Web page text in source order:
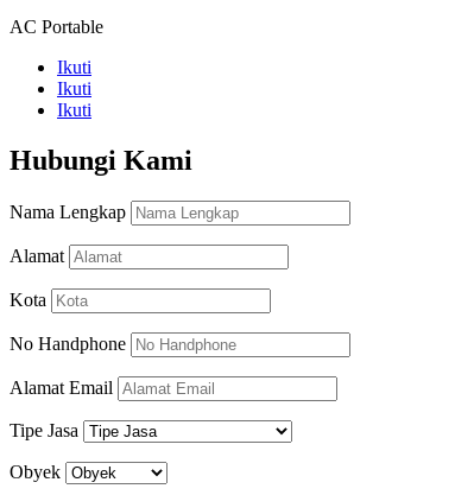
AC Portable
Ikuti
Ikuti
Ikuti
Hubungi Kami
Nama Lengkap
Alamat
Kota
No Handphone
Alamat Email
Tipe Jasa
Obyek